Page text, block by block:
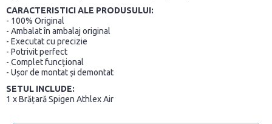
CARACTERISTICI ALE PRODUSULUI:
- 100% Original
- Ambalat în ambalaj original
- Executat cu precizie
- Potrivit perfect
- Complet funcțional
- Ușor de montat și demontat
SETUL INCLUDE:
1 x Brățară Spigen Athlex Air